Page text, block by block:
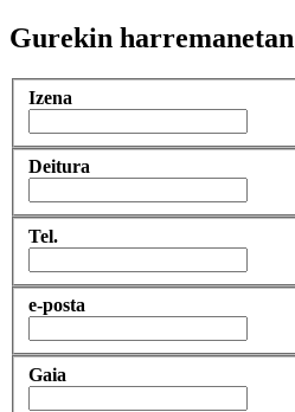
Gurekin
Izena
Deitura
Tel.
e-posta
Gaia